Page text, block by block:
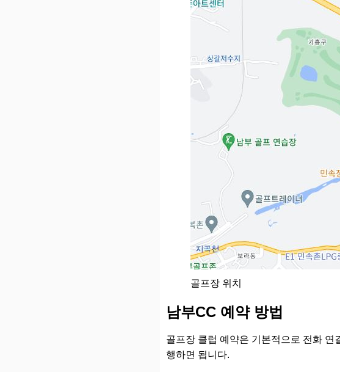
골프장 위치
남부CC 예약 방법
골프장 클럽 예약은 기본적으로 전화
행하면 됩니다.